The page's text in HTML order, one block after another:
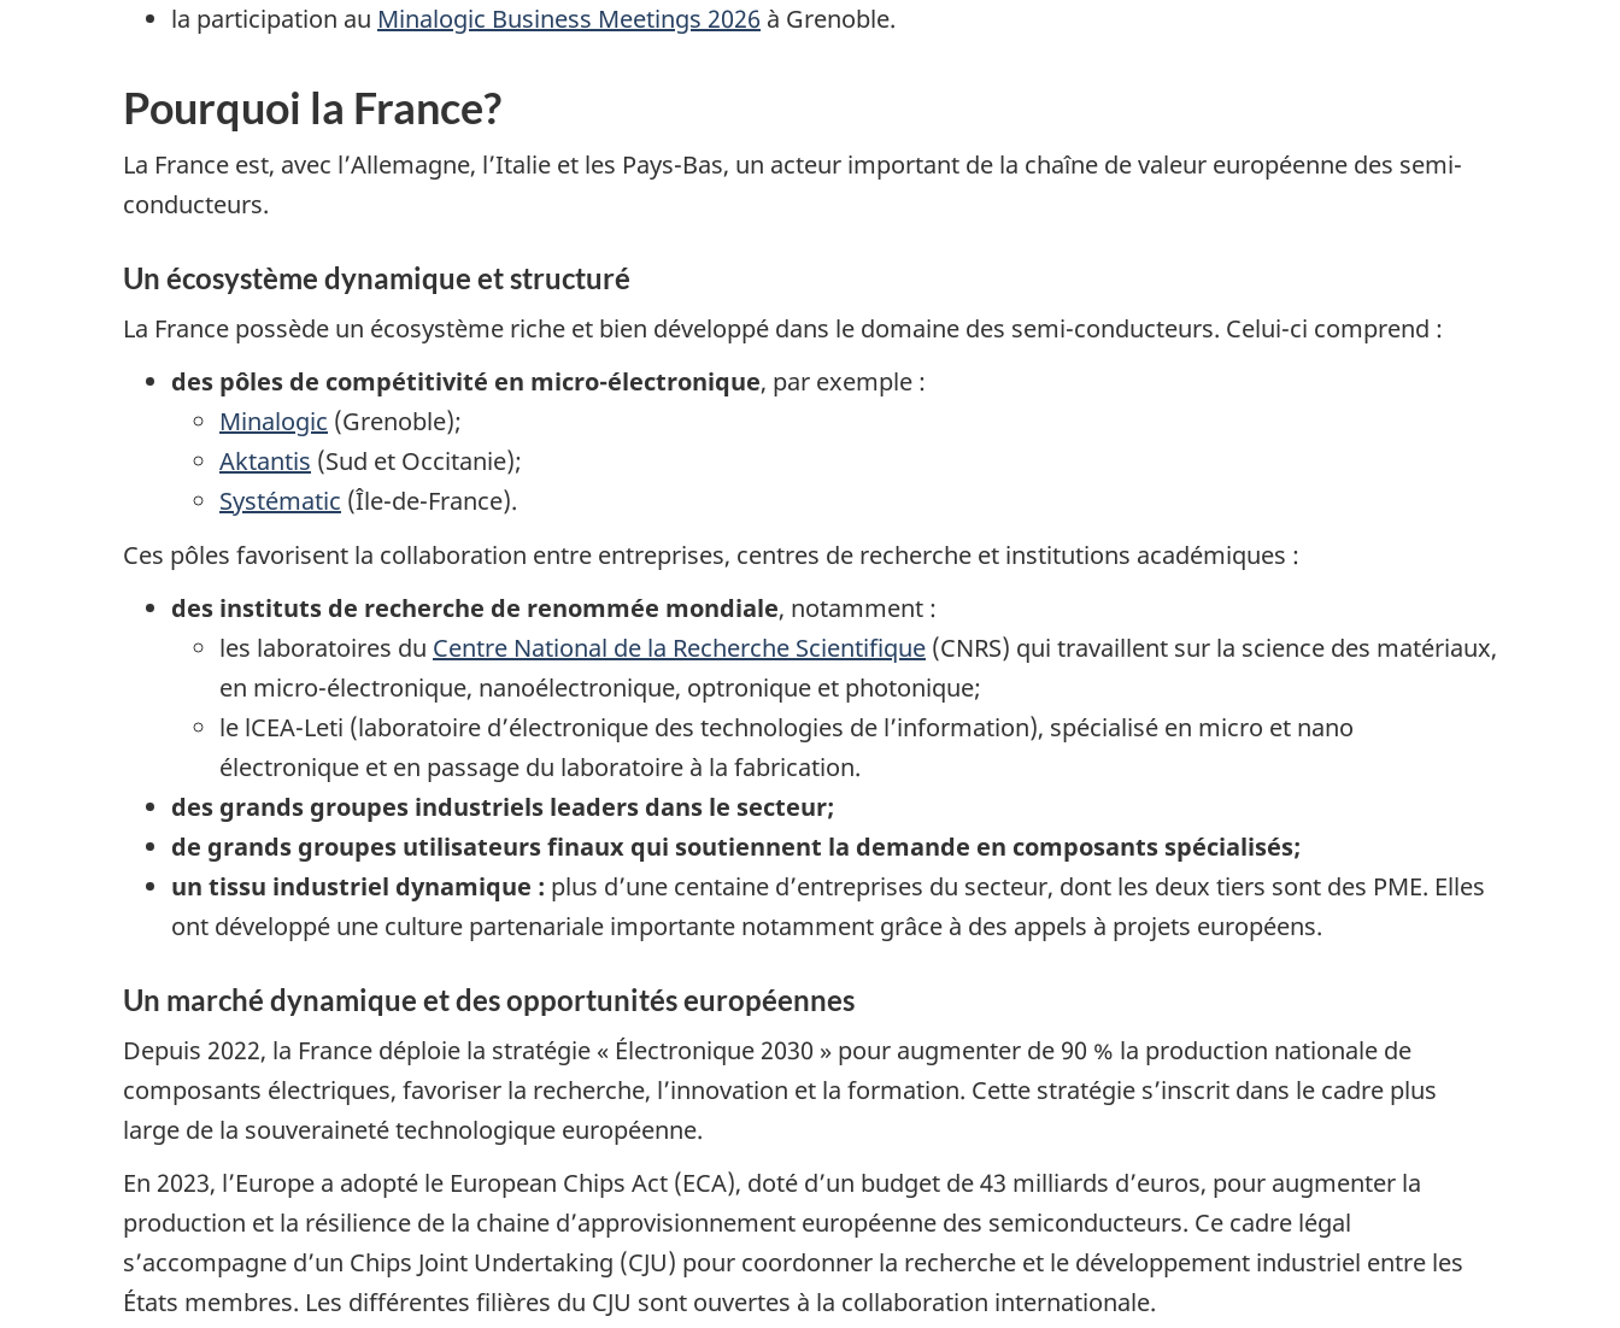
la participation au Minalogic Business Meetings 2026 à Grenoble.
Pourquoi la France?
La France est, avec l’Allemagne, l’Italie et les Pays-Bas, un acteur important de la chaîne de valeur européenne des semi-
conducteurs.
Un écosystème dynamique et structuré
La France possède un écosystème riche et bien développé dans le domaine des semi-conducteurs. Celui-ci comprend :
des pôles de compétitivité en micro-électronique, par exemple :
Minalogic (Grenoble);
Aktantis (Sud et Occitanie);
Systématic (Île-de-France).
Ces pôles favorisent la collaboration entre entreprises, centres de recherche et institutions académiques :
des instituts de recherche de renommée mondiale, notamment :
les laboratoires du Centre National de la Recherche Scientifique (CNRS) qui travaillent sur la science des matériaux,
en micro-électronique, nanoélectronique, optronique et photonique;
le lCEA-Leti (laboratoire d’électronique des technologies de l’information), spécialisé en micro et nano
électronique et en passage du laboratoire à la fabrication.
des grands groupes industriels leaders dans le secteur;
de grands groupes utilisateurs finaux qui soutiennent la demande en composants spécialisés;
un tissu industriel dynamique : plus d’une centaine d’entreprises du secteur, dont les deux tiers sont des PME. Elles
ont développé une culture partenariale importante notamment grâce à des appels à projets européens.
Un marché dynamique et des opportunités européennes
Depuis 2022, la France déploie la stratégie « Électronique 2030 » pour augmenter de 90 % la production nationale de
composants électriques, favoriser la recherche, l’innovation et la formation. Cette stratégie s’inscrit dans le cadre plus
large de la souveraineté technologique européenne.
En 2023, l’Europe a adopté le European Chips Act (ECA), doté d’un budget de 43 milliards d’euros, pour augmenter la
production et la résilience de la chaine d’approvisionnement européenne des semiconducteurs. Ce cadre légal
s’accompagne d’un Chips Joint Undertaking (CJU) pour coordonner la recherche et le développement industriel entre les
États membres. Les différentes filières du CJU sont ouvertes à la collaboration internationale.